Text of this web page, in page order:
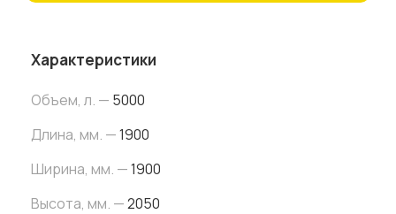
Характеристики
Объем, л. — 5000
Длина, мм. —1900
Ширина, мм. —1900
Высота, мм. —2050